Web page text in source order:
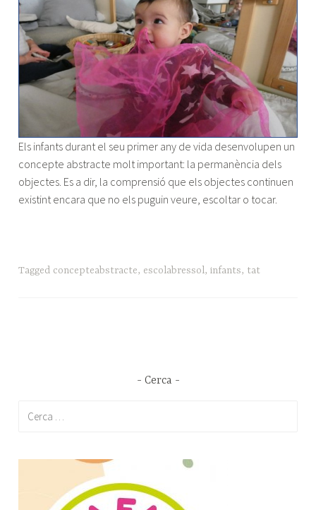
Els infants durant el seu primer any de vida desenvolupen un
concepte abstracte molt important: la permanència dels
objectes. Es a dir, la comprensió que els objectes continuen
existint encara que no els puguin veure, escoltar o tocar.
Tagged concepteabstracte, escolabressol,infants, tat
Cerca